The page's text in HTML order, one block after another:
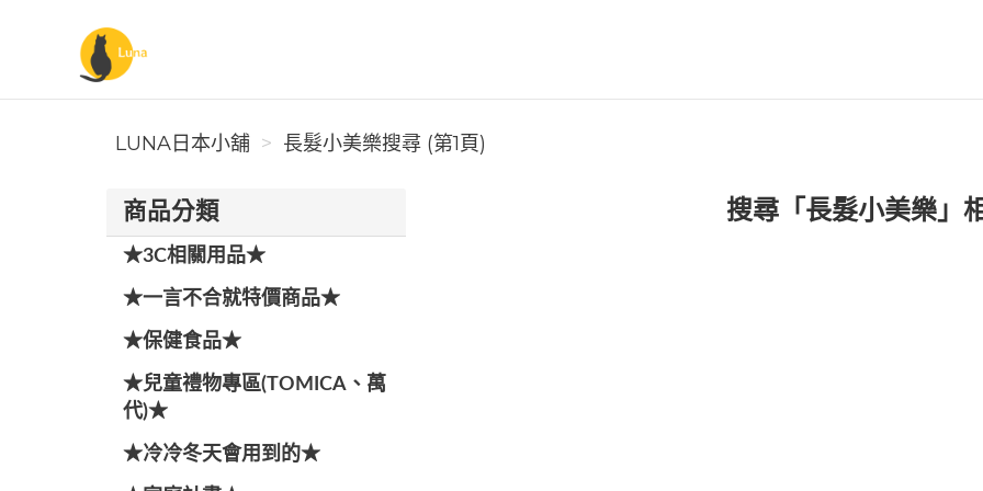
Luna日本小舖
LUNA日本小舖 長髮小美樂搜尋 (第1頁)
商品分類
★3C相關用品★
★一言不合就特價商品★
★保健食品★
★兒童禮物專區(TOMICA、萬
代)★
★冷冷冬天會用到的★
搜尋「長髮小美樂」